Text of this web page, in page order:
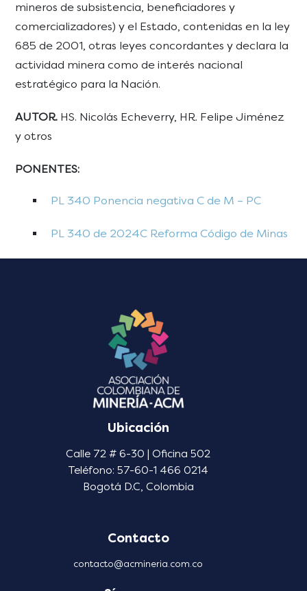
mineros de subsistencia, beneficiadores y
comercializadores) y el Estado, contenidas en la ley
685 de 2001, otras leyes concordantes y declara la
actividad minera como de interés nacional
estratégico para la Nación.
AUTOR. HS. Nicolás Echeverry, HR. Felipe Jiménez
y otros
PONENTES:
PL 340 Ponencia negativa C de M – PC
PL 340 de 2024C Reforma Código de Minas
Ubicación
Calle 72 # 6-30 | Oficina 502
Teléfono: 57-60-1 466 0214
Bogotá D.C, Colombia
Contacto
contacto@acmineria.com.co